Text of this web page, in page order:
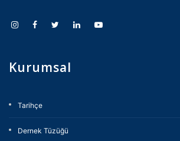
Kurumsal
Tarihçe
Dernek Tüzüğü